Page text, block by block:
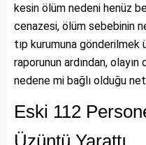
kesin ölüm nedeni henüz
cenazesi, ölüm sebebinin
tıp kurumuna gönderilmek
raporunun ardından,
nedene mi bağlı olduğu
Eski 112
Üzüntü Yarattı